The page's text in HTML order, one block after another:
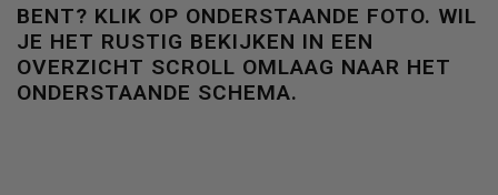
BENT? KLIK OP ONDERSTAANDE FOTO. WIL
JE HET RUSTIG BEKIJKEN IN EEN
OVERZICHT SCROLL OMLAAG NAAR HET
ONDERSTAANDE SCHEMA.